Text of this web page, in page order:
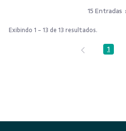
15 Entradas
Exibindo 1 - 13 de 13 resultados.
Página
1